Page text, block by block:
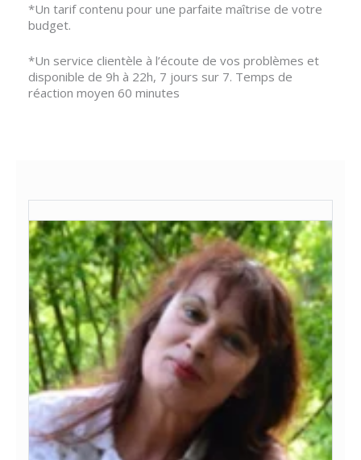
*Un tarif contenu pour une parfaite maîtrise de votre
budget.
*Un service clientèle à l’écoute de vos problèmes et
disponible de 9h à 22h, 7 jours sur 7. Temps de
réaction moyen 60 minutes